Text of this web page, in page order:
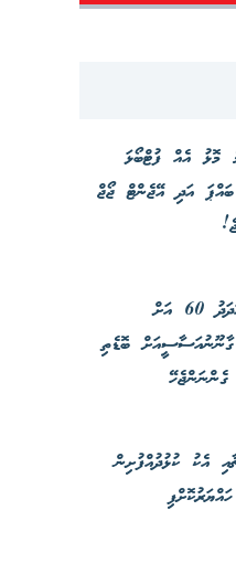
މޮޅު އެއް ފުޓްބޯޅަ
އަދި އޭޖެންޓް ޖޯޖް
މެމްބަރުންގެ އަދަދު 60 އަށް
ގާނޫނުއަސާސީއަށް ބޮޑެތި
އެކު ކުޅުދުއްފުށިން